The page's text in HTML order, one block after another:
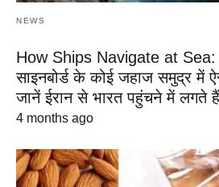
NEWS
How Ships Navigate at Sea:
साइनबोर्ड के कोई जहाज समुद्र में
जानें ईरान से भारत पहुंचने में लगते
4 months ago